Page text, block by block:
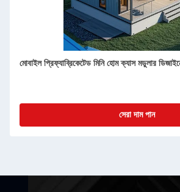
বিচ্ছিন্নযোগ্য প্রাক-নির্মিত কনটেইনার হোম 20 ফুট
সেরা দাম পান